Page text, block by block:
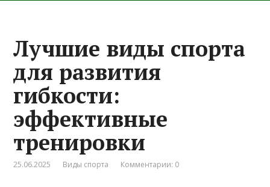
Лучшие виды спорта
для развития
гибкости:
эффективные
тренировки
25.06.2025 Виды спорта Комментарии: 0